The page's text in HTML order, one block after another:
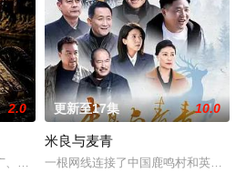
科三元及第入翰林院的奇
2.0
使用由“中国准备银行”发行的伪钞货币。
更新至17集 10.0
米良与麦青
一根网线连接了中国鹿鸣村和英国